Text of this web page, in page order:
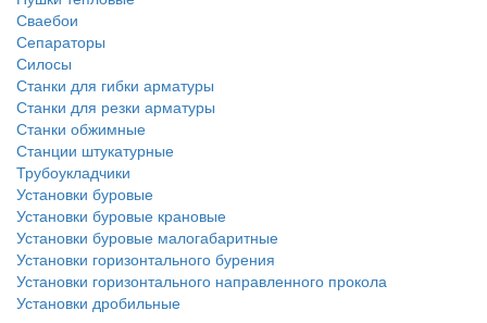
Сваебои
Сепараторы
Силосы
Станки для гибки арматуры
Станки для резки арматуры
Станки обжимные
Станции штукатурные
Трубоукладчики
Установки буровые
Установки буровые крановые
Установки буровые малогабаритные
Установки горизонтального бурения
Установки горизонтального направленного прокола
Установки дробильные